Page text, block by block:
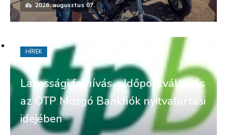
2026. augusztus 07.
Lakossági felhívás – Időpontváltozás
az OTP Mozgó Bankfiók nyitvatartási
idejében
HÍREK